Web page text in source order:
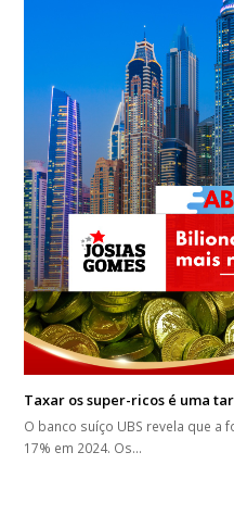
Taxar os super-ricos é uma
O banco suíço UBS revela que
17% em 2024. Os…